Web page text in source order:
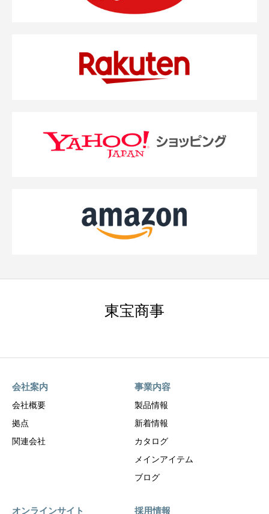
東宝商事
会社案内
会社概要
拠点
関連会社
事業内容
製品情報
新着情報
カタログ
メインアイテム
ブログ
オンラインサイト 採用情報